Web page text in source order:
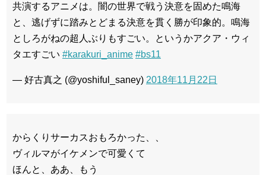
共演するアニメは。闇の世界で戦う決意を固めた鳴海
と、逃げずに踏みとどまる決意を貫く勝が印象的。鳴海
としろがねの超人ぶりもすごい。というかアクア・ウィ
タエすごい #karakuri_anime #bs11
— 好古真之 (@yoshiful_saney) 2018年11月22日
からくりサーカスおもろかった、、
ヴィルマがイケメンで可愛くて
ほんと、ああ、もう